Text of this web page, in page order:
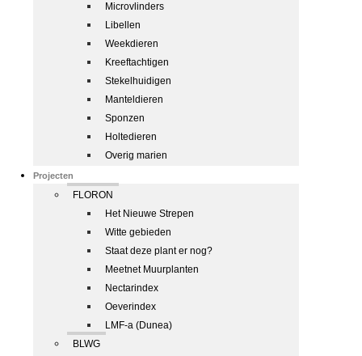
Microvlinders
Libellen
Weekdieren
Kreeftachtigen
Stekelhuidigen
Manteldieren
Sponzen
Holtedieren
Overig marien
Projecten
FLORON
Het Nieuwe Strepen
Witte gebieden
Staat deze plant er nog?
Meetnet Muurplanten
Nectarindex
Oeverindex
LMF-a (Dunea)
BLWG